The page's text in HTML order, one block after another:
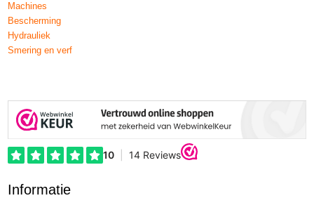
Machines
Bescherming
Hydrauliek
Smering en verf
Informatie